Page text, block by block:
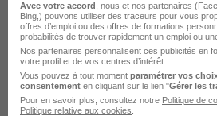
Alternance par ville
métier Chef rayon
traiteur
Avec votre accord , nous et nos partenaires
Bing,) pouvons utiliser des traceurs pour vous
offres d’emploi ou des offres de formations
probabilités de trouver rapidement un emploi ou
Nos partenaires personnalisent ces publicités en
votre profil et de vos centres d’intérêt.
Vous pouvez à tout moment paramétrer vos
consentement en cliquant sur le lien "Gérer les
Pour en savoir plus, consultez notre Politique de
Politique relative aux cookies